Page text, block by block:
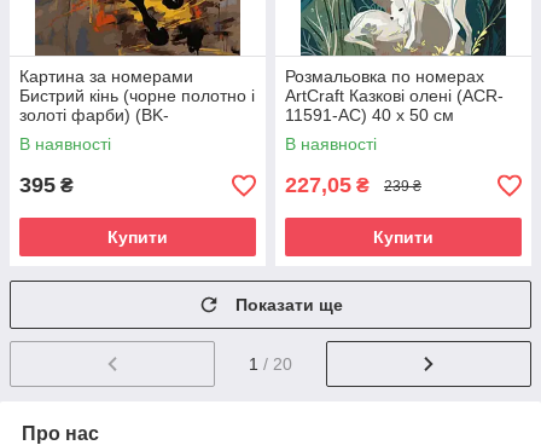
Картина за номерами
Бистрий кінь (чорне полотно і
золоті фарби) (BK-
JXBKG005) 40 х 50 см
В наявності
395 ₴
Купити
Розмальовка по номерах
ArtCraft Казкові олені (ACR-
11591-AC) 40 х 50 см
В наявності
227,05 ₴ 239 ₴
Купити
Показати ще
1 / 20
Про нас